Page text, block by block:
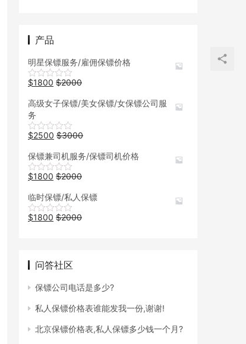
产品
明星保镖服务/雇佣保镖价格
$1800 $2000
高级女子保镖/美女保镖/女保镖公司服
务
$2500 $3000
保镖兼司机服务/保镖司机价格
$1800 $2000
临时保镖/私人保镖
$1800 $2000
问答社区
保镖公司电话是多少?
私人保镖价格表谁能发我一份,谢谢!
北京保镖价格表,私人保镖多少钱一个月?